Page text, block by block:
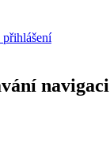
navigaci